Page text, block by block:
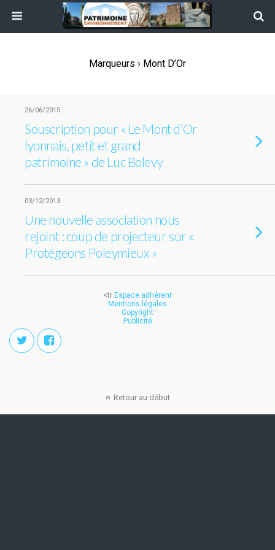
Marqueurs › Mont D’Or
26/06/2015
Souscription pour « Le Mont d’Or
lyonnais, petit et grand
patrimoine » de Luc Bolevy
03/12/2013
Une nouvelle association nous
rejoint : coup de projecteur sur «
Protégeons Poleymieux »
<tr Espace adhérent
Mentions légales
Copyright
Publicité
Retour au début